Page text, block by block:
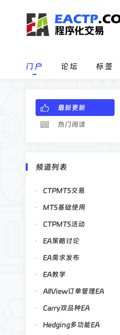
门户 论坛 标签
最新更新
热门阅读
频道列表
CTPMT5交易
MT5基础使用
CTPMT5活动
EA策略讨论
EA需求发布
EA教学
AllView订单管理EA
Carry双品种EA
Hedging多功能EA